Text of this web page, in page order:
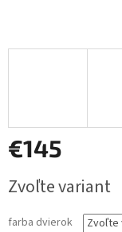
€145
cena:
Zvoľte variant
farba dvierok